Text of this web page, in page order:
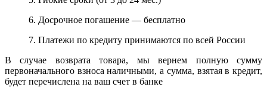
6. Досрочное погашение — бесплатно
7. Платежи по кредиту принимаются по всей России
В случае возврата товара, мы вернем полную сумму
первоначального взноса наличными, а сумма, взятая в кредит,
будет перечислена на ваш счет в банке